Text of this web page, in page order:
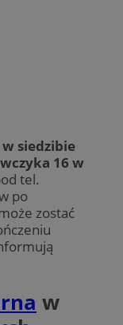
siedzibie
16 w
tel.
po
zostać
w